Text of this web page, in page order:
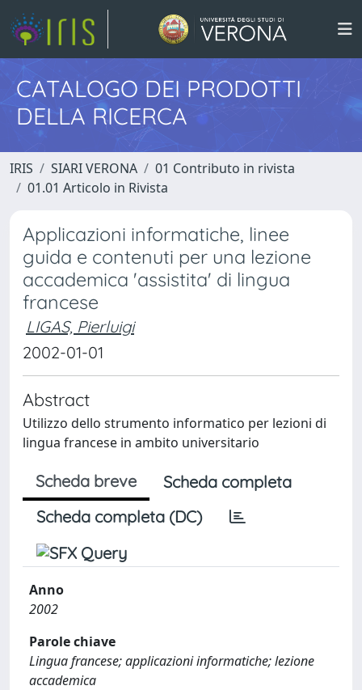
CATALOGO DEI PRODOTTI
DELLA RICERCA
IRIS SIARI VERONA
01 Contributo in rivista
01.01 Articolo in Rivista
Applicazioni informatiche, linee
guida e contenuti per una lezione
accademica 'assistita' di lingua
francese
LIGAS, Pierluigi
2002-01-01
Abstract
Utilizzo dello strumento informatico per lezioni di
lingua francese in ambito universitario
Scheda breve
Scheda completa
Scheda completa (DC)
Anno
2002
Parole chiave
Lingua francese; applicazioni informatiche; lezione
accademica